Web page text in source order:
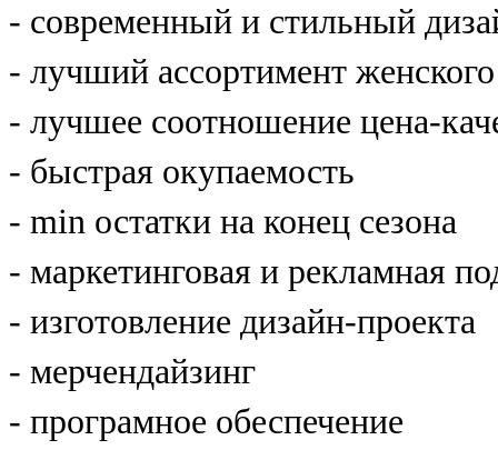
- современный и стильный
- лучший ассортимент
- лучшее соотношение цена-
- быстрая окупаемость
- min остатки на конец сезона
- маркетинговая и рекламная
- изготовление дизайн-проекта
- мерчендайзинг
- програмное обеспечение